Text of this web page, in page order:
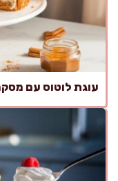
עוגת לוטוס עם